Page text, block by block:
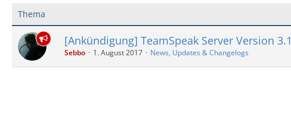
Thema
[Ankündigung] TeamSpeak Server Version 3.1
Sebbo 1. August 2017 News, Updates & Changelogs